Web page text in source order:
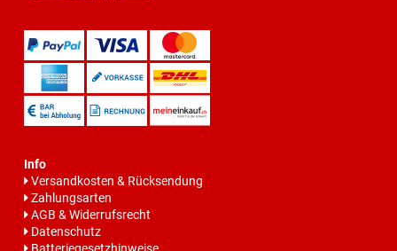
Info
Versandkosten & Rücksendung
Zahlungsarten
AGB & Widerrufsrecht
Datenschutz